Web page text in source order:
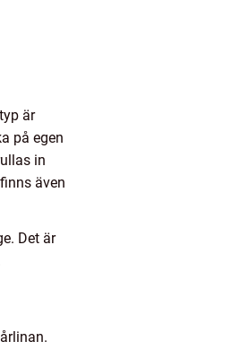
är
på egen
in
även
Det är